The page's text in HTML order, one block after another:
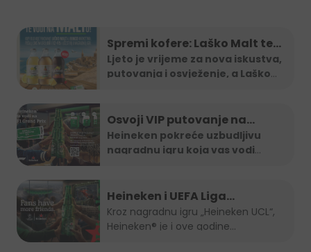
Spremi kofere: Laško Malt te
vodi na Maltu
Ljeto je vrijeme za nova iskustva,
putovanja i osvježenje, a Laško...
Osvoji VIP putovanje na
Formula 1 utrku uz Heineken
nagradnu igru
Heineken pokreće uzbudljivu
nagradnu igru koja vas vodi
Heineken i UEFA Liga
šampiona nagradili ljubitelje
nogometa u BiH
Kroz nagradnu igru „Heineken UCL“,
Heineken® je i ove godine...